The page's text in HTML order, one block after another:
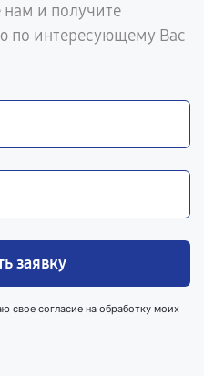
и получите
по интересующему Вас
заявку
свое согласие на обработку моих